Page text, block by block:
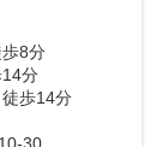
歩8分
14分
徒歩14分
30